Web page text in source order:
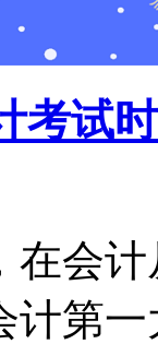
考试
在会
计第